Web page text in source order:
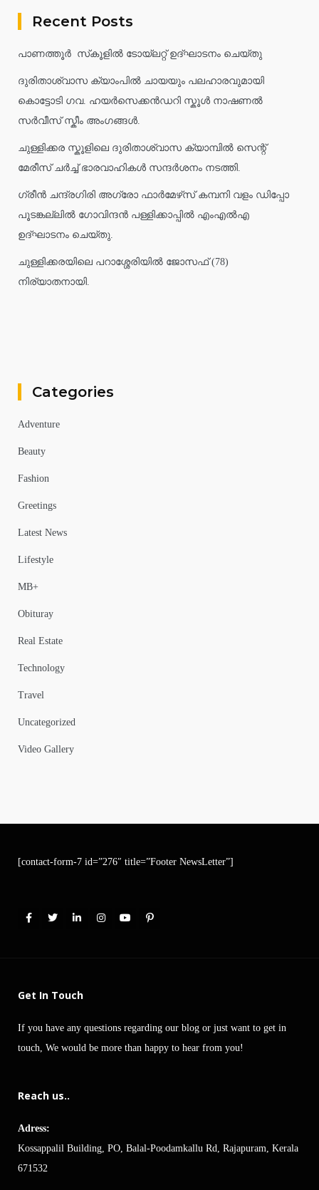
Recent Posts
പാണത്തൂർ സ്‌കൂളിൽ ടോയ്ലറ്റ് ഉദ്ഘാടനം ചെയ്തു
ദുരിതാശ്വാസ ക്യാംപിൽ ചായയും പലഹാരവുമായി
കൊട്ടോടി ഗവ. ഹയർസെക്കൻഡറി സ്കൂൾ നാഷണൽ
സർവീസ് സ്കീം അംഗങ്ങൾ.
ചുള്ളിക്കര സ്കൂളിലെ ദുരിതാശ്വാസ ക്യാമ്പിൽ സെന്റ്
മേരീസ് ചർച്ച് ഭാരവാഹികൾ സന്ദർശനം നടത്തി.
ഗ്രീൻ ചന്ദ്രഗിരി അഗ്രോ ഫാർമേഴ്‌സ് കമ്പനി വളം ഡിപ്പോ
പൂടങ്കല്ലിൽ ഗോവിന്ദൻ പള്ളിക്കാപ്പിൽ എംഎൽഎ
ഉദ്ഘാടനം ചെയ്തു.
ചുള്ളിക്കരയിലെ പറാശ്ശേരിയിൽ ജോസഫ് (78)
നിര്യാതനായി.
Categories
Adventure
Beauty
Fashion
Greetings
Latest News
Lifestyle
MB+
Obituray
Real Estate
Technology
Travel
Uncategorized
Video Gallery
[contact-form-7 id=”276″ title=”Footer NewsLetter”]
Get In Touch
If you have any questions regarding our blog or just want to get in
touch, We would be more than happy to hear from you!
Reach us..
Adress:
Kossappalil Building, PO, Balal-Poodamkallu Rd, Rajapuram, Kerala
671532